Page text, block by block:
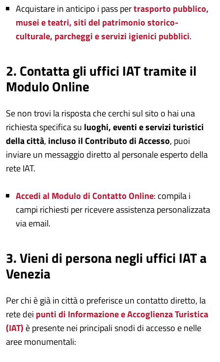
Acquistare in anticipo i pass pertrasporto pubblico,
musei e teatri,siti del patrimonio storico-
culturale, parcheggi e servizi igienici pubblici.
2. Contatta gli uffici IAT tramite il
Modulo Online
Se non trovi la risposta che cerchi sul sito o hai una
richiesta specifica su luoghi, eventi e servizi turistici
della città, incluso il Contributo di Accesso, puoi
inviare un messaggio diretto al personale esperto della
rete IAT.
Accedi al Modulo di Contatto Online: compila i
campi richiesti per ricevere assistenza personalizzata
via email.
3. Vieni di persona negli uffici IAT a
Venezia
Per chi è già in città o preferisce un contatto diretto, la
rete dei punti di Informazione e Accoglienza Turistica
(IAT) è presente nei principali snodi di accesso e nelle
aree monumentali: